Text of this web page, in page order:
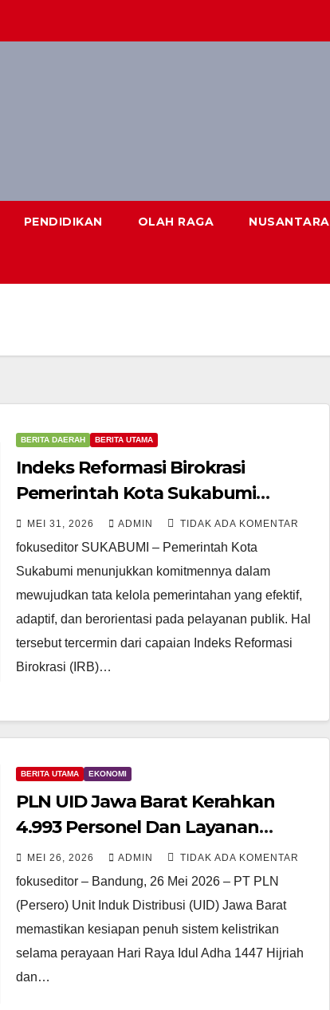
PENDIDIKAN OLAH RAGA NUSANTARA
BERITA DAERAH BERITA UTAMA
Indeks Reformasi Birokrasi
Pemerintah Kota Sukabumi
Mencapai Skor 90,30 Dengan
Predikat A
MEI 31, 2026 ADMIN TIDAK ADA KOMENTAR
fokuseditor SUKABUMI – Pemerintah Kota
Sukabumi menunjukkan komitmennya dalam
mewujudkan tata kelola pemerintahan yang efektif,
adaptif, dan berorientasi pada pelayanan publik. Hal
tersebut tercermin dari capaian Indeks Reformasi
Birokrasi (IRB)…
BERITA UTAMA EKONOMI
PLN UID Jawa Barat Kerahkan
4.993 Personel Dan Layanan
Digital 24 jam Selama Idul Adha
Dan Waisak 2026
MEI 26, 2026 ADMIN TIDAK ADA KOMENTAR
fokuseditor – Bandung, 26 Mei 2026 – PT PLN
(Persero) Unit Induk Distribusi (UID) Jawa Barat
memastikan kesiapan penuh sistem kelistrikan
selama perayaan Hari Raya Idul Adha 1447 Hijriah
dan…